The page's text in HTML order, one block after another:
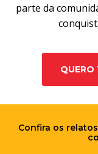
parte da
QUERO
Confira os